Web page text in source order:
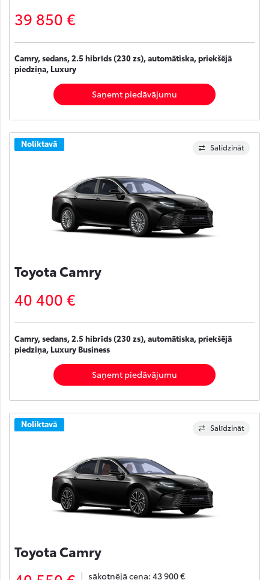
39 850 €
Camry, sedans, 2.5 hibrīds (230 zs), automātiska, priekšējā
piedziņa, Luxury
Saņemt piedāvājumu
Salīdzināt
Noliktavā
Toyota Camry
40 400 €
Camry, sedans, 2.5 hibrīds (230 zs), automātiska, priekšējā
piedziņa, Luxury Business
Saņemt piedāvājumu
Salīdzināt
Noliktavā
Toyota Camry
sākotnējā cena: 43 900 €